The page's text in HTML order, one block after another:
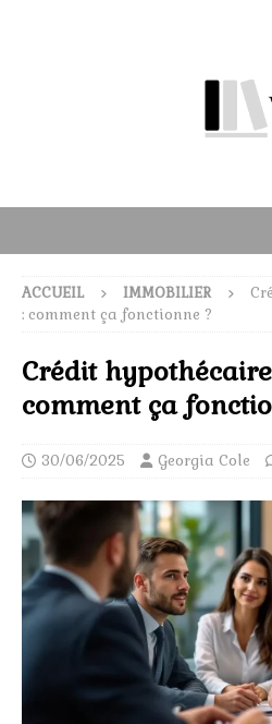
ACCUEIL IMMOBILIER
: comment ça fonctionne ?
Crédit
comment ça
30/06/2025 Georgia Cole